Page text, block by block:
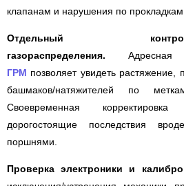
клапанам и нарушения по прокладкам.
Отдельный
газораспределения.
ГРМ позволяет увидеть растяжение,
башмаков/натяжителей по
Своевременная
дорогостоящие последствия
поршнями.
Проверка электроники и